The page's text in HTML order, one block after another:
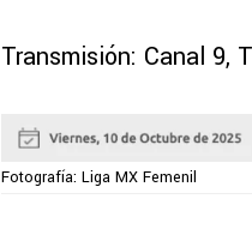
Transmisión: Canal 9,
Fotografía: Liga MX Femenil